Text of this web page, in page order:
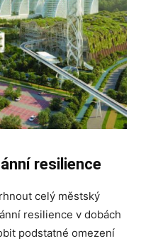
resilience
celý městský
resilience v dobách
podstatné omezení